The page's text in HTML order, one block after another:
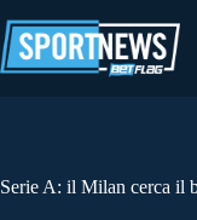
al
contenuto
Serie A: il Milan cerca il